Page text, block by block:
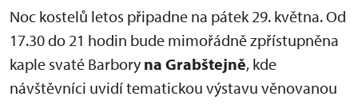
Noc kostelů letos připadne na pátek 29. května. Od
17.30 do 21 hodin bude mimořádně zpřístupněna
kaple svaté Barbory na Grabštejně, kde
návštěvníci uvidí tematickou výstavu věnovanou